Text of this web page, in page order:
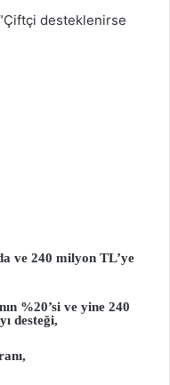
desteklenirse
ve 240 milyon TL’ye
%20’si ve yine 240
desteği